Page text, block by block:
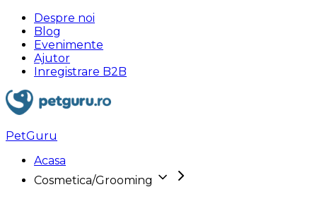
Despre noi
Blog
Evenimente
Ajutor
Inregistrare B2B
PetGuru
Acasa
Cosmetica/Grooming